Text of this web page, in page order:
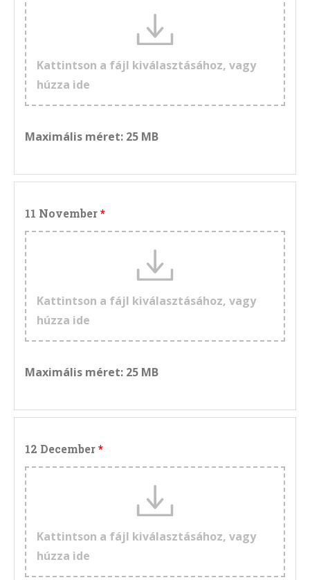
Kattintson a fájl kiválasztásához, vagy
húzza ide
Maximális méret: 25 MB
11 November
Kattintson a fájl kiválasztásához, vagy
húzza ide
Maximális méret: 25 MB
12 December
Kattintson a fájl kiválasztásához, vagy
húzza ide